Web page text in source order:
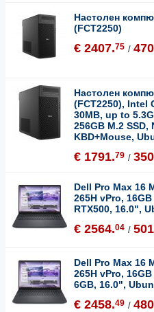
Настолен
(FCT2250)
€ 2407.75 /
Настолен
(FCT2250), Intel
30MB, up to
256GB M.2 SSD,
KBD+Mouse,
€ 1791.79 /
Dell Pro Max 16
265H vPro,
RTX500, 16.0",
€ 2564.04 /
Dell Pro Max 16
265H vPro,
6GB, 16.0",
€ 2458.49 /